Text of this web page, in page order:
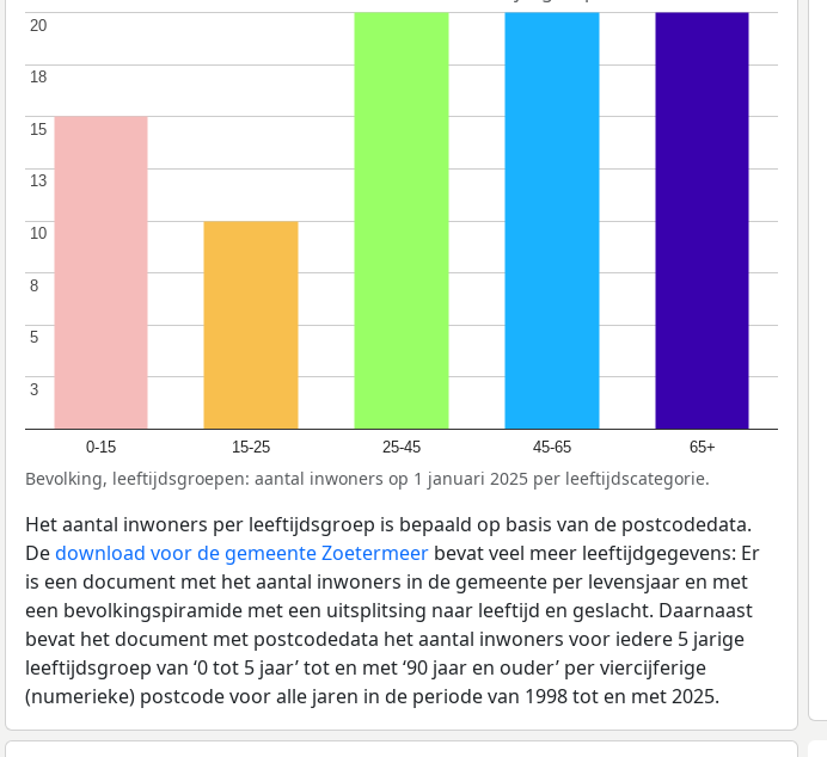
0-15 15-25 25-45 45-65 65+
3
3
5
5
8
8
10
10
13
13
15
15
18
18
20
20
Bevolking, leeftijdsgroepen: aantal inwoners op 1 januari 2025 per leeftijdscategorie.
Het aantal inwoners per leeftijdsgroep is bepaald op basis van de postcodedata.
Dedownload voor de gemeente Zoetermeer bevat veel meer leeftijdgegevens: Er
is een document met het aantal inwoners in de gemeente per levensjaar en met
een bevolkingspiramide met een uitsplitsing naar leeftijd en geslacht. Daarnaast
bevat het document met postcodedata het aantal inwoners voor iedere 5 jarige
leeftijdsgroep van ‘0 tot 5 jaar’ tot en met ‘90 jaar en ouder’ per viercijferige
(numerieke) postcode voor alle jaren in de periode van 1998 tot en met 2025.